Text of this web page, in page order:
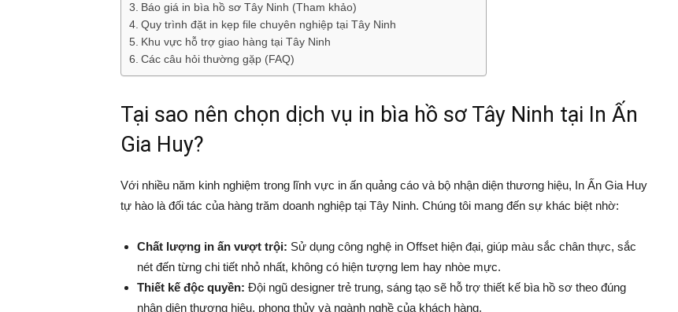
Báo giá in bìa hồ sơ Tây Ninh (Tham khảo)
Quy trình đặt in kẹp file chuyên nghiệp tại Tây Ninh
Khu vực hỗ trợ giao hàng tại Tây Ninh
Các câu hỏi thường gặp (FAQ)
Tại sao nên chọn dịch vụ in bìa hồ sơ Tây Ninh tại In Ấn
Gia Huy?
Với nhiều năm kinh nghiệm trong lĩnh vực in ấn quảng cáo và bộ nhận diện thương hiệu, In Ấn Gia Huy
tự hào là đối tác của hàng trăm doanh nghiệp tại Tây Ninh. Chúng tôi mang đến sự khác biệt nhờ:
Chất lượng in ấn vượt trội: Sử dụng công nghệ in Offset hiện đại, giúp màu sắc chân thực, sắc
nét đến từng chi tiết nhỏ nhất, không có hiện tượng lem hay nhòe mực.
Thiết kế độc quyền: Đội ngũ designer trẻ trung, sáng tạo sẽ hỗ trợ thiết kế bìa hồ sơ theo đúng
nhận diện thương hiệu, phong thủy và ngành nghề của khách hàng.